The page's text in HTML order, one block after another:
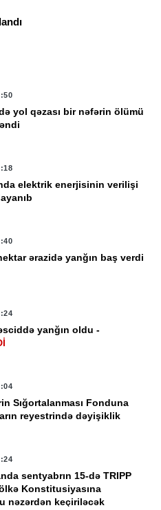
yol qəzası bir nəfərin ölümü
elektrik enerjisinin verilişi
ərazidə yanğın baş verdi
yanğın oldu -
Sığortalanması Fonduna
reyestrində dəyişiklik
sentyabrın 15-də TRIPP
Konstitusiyasına
nəzərdən keçiriləcək